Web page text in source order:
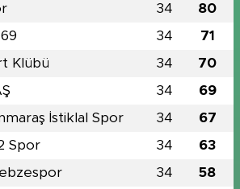
34 80
34 71
Klübü 34 70
34 69
İstiklal Spor 34 67
Spor 34 63
34 58